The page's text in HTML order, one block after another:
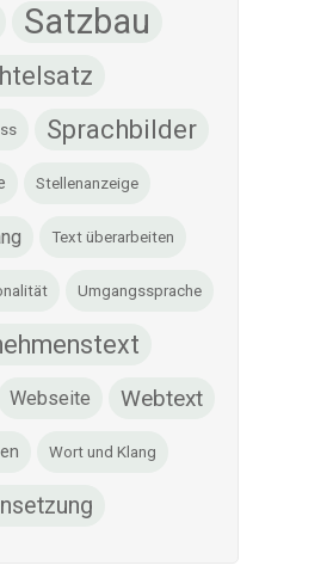
Satzbau
Sprachbilder
Stellenanzeige
Text überarbeiten
Umgangssprache
Webseite Webtext
Wort und Klang